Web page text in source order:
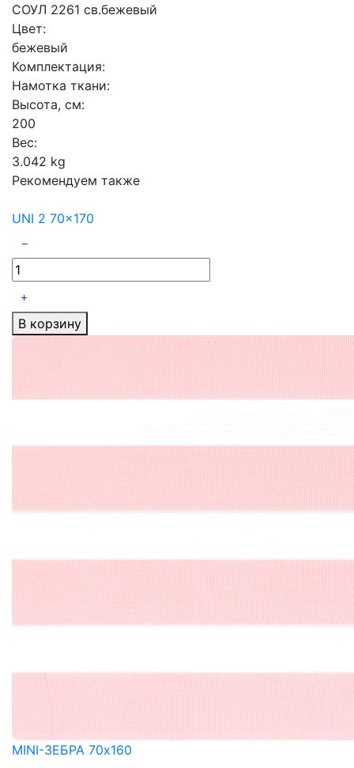
СОУЛ 2261 св.бежевый
Цвет:
бежевый
Комплектация:
Намотка ткани:
Высота, см:
200
Вес:
3.042 kg
Рекомендуем также
UNI 2 70x170
В корзину
MINI-ЗЕБРА 70x160